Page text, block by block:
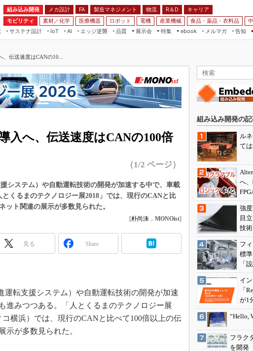
組み込み開発 メカ設計 FA 製造マネジメント 物流 R＆D
キャリア
モビリティ 素材／化学 医療機器 ロボット 電機 産業機械 食品・薬品・衣料品
サステナ設計
IoT
AI
エッジ逆襲 品質
展示会
JIMTOF
組込み/エッジ コンピューティング
展＆IoT/5Gソリューション展
IIFES
国際ロボット展
TECHNO-FRONTIER
EdgeTech+
日本ものづくりワールド
特集
つながるクルマ
5G
VR／AR
フィールドサービス
組み込み画像技術
ISO26262
無償設計ツール
デジタルツインとCAE
S＆OP
製造業ビッグデータ
メイドインジャパン
植物工場
ebook
製造マネジメント
FA
モビリティ
メルマガ
告知
伝送速度はCANの10...
入へ、伝送速度はCANの100倍
（1/2 ページ）
システム）や自動運転技術の開発が加速する中で、車載
くるまのテクノロジー展2018」では、現行のCANと比
ット関連の展示が多数見られた。
[朴尚洙 ， MONOist]
見る Share
転支援システム）や自動運転技術の開発が加速
進みつつある。「人とくるまのテクノロジー展
コ横浜）では、現行のCANと比べて100倍以上の伝
示が多数見られた。
組み込み開発の
ル
て
へ
強
目
技術
フ
標
「
イ
「
が1
“Hello,
フラク
を開発